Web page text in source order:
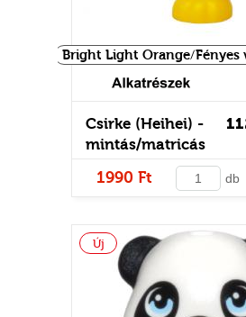
Bright Light Orange/Fényes
Csirke (Heihei) -
mintás/matricás
1990 Ft db
Új